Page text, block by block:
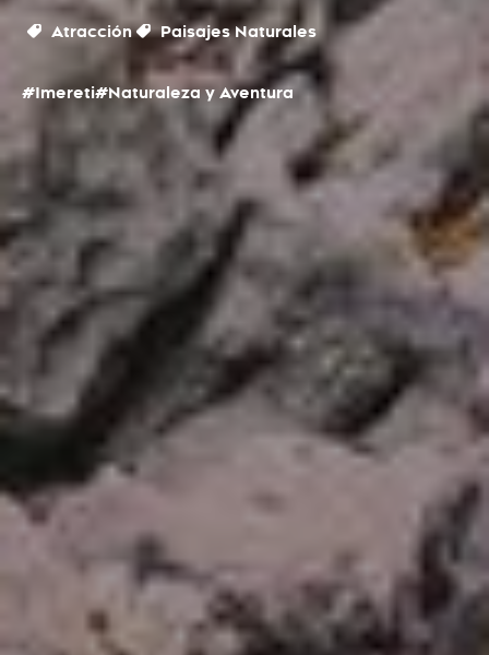
Atracción Paisajes Naturales
#Imereti#Naturaleza y Aventura